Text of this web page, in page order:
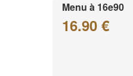
Menu à 16e90
16.90 €